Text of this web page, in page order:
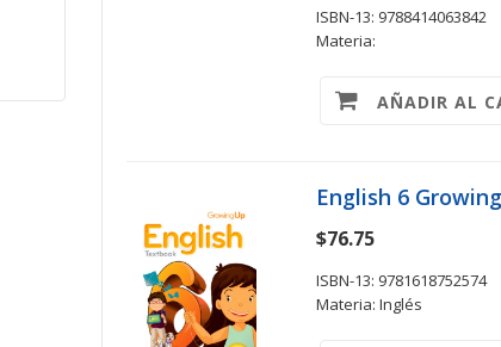
ISBN-13: 9788414063842
Materia:
AÑADIR AL
English 6
$76.75
ISBN-13: 9781618752574
Materia: Inglés